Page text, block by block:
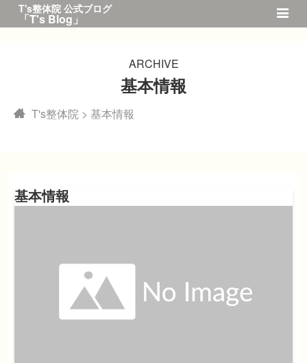
T's整体院 公式ブログ
「T's Blog」
ARCHIVE
基本情報
T's整体院 > 基本情報
基本情報